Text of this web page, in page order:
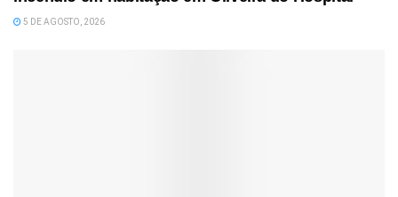
5 DE AGOSTO, 2026